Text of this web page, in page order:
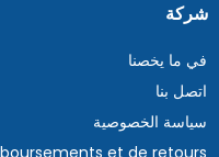
شركة
في ما يخصنا
اتصل بنا
سياسة الخصوصية